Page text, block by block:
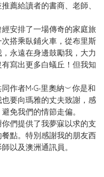
給讀者的書商、老師、
安排了一場傳奇的家庭旅
搭乘臥鋪火車，從布里斯
永遠在身邊鼓勵我，大力
寫出更多白蟻丘！但我知
者M‧G‧里奧納︶你是和
要向瑪雅的丈夫致謝，感
免我們的情節走偏。
們提供了我夢寐以求的支
點。特別感謝我的朋友西
以及澳洲通訊員。